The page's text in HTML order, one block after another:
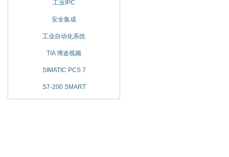
工业IPC
安全集成
工业自动化系统
TIA 博途视频
SIMATIC PCS 7
S7-200 SMART